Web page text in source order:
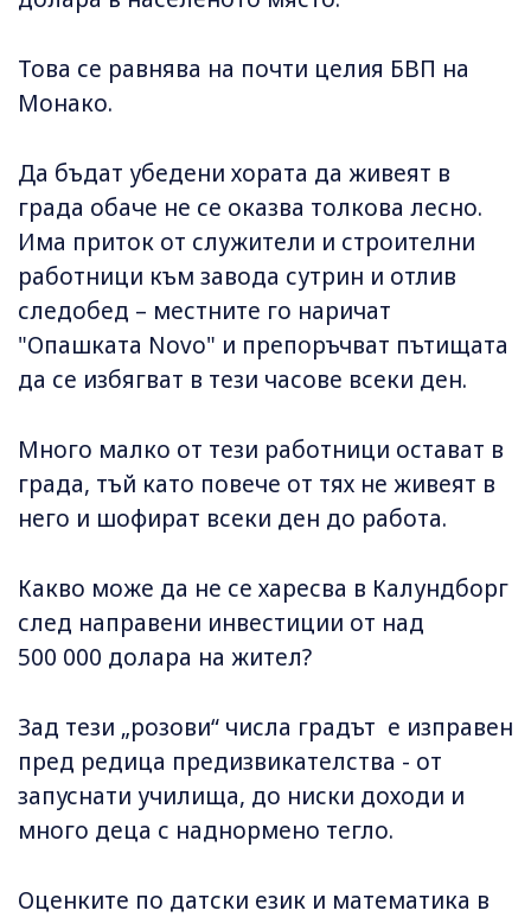
Това се равнява на почти целия БВП на
Монако.
Да бъдат убедени хората да живеят в
града обаче не се оказва толкова лесно.
Има приток от служители и строителни
работници към завода сутрин и отлив
следобед – местните го наричат
"Опашката Novo" и препоръчват пътищата
да се избягват в тези часове всеки ден.
Много малко от тези работници остават в
града, тъй като повече от тях не живеят в
него и шофират всеки ден до работа.
Какво може да не се харесва в Калундборг
след направени инвестиции от над
500 000 долара на жител?
Зад тези „розови“ числа градът е изправен
пред редица предизвикателства - от
запуснати училища, до ниски доходи и
много деца с наднормено тегло.
Оценките по датски език и математика в